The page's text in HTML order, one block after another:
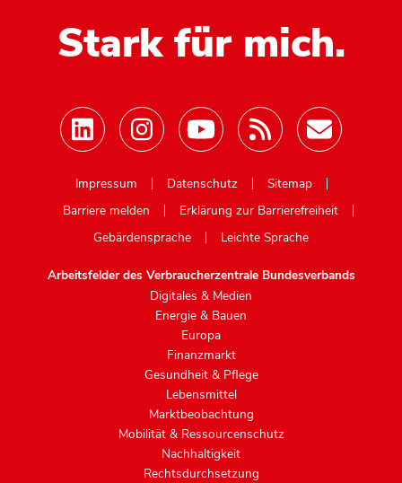
Stark für mich.
Impressum
Datenschutz
Sitemap
Barriere melden
Erklärung zur Barrierefreiheit
Gebärdensprache
Leichte Sprache
Arbeitsfelder des Verbraucherzentrale Bundesverbands
Digitales & Medien
Energie & Bauen
Europa
Finanzmarkt
Gesundheit & Pflege
Lebensmittel
Marktbeobachtung
Mobilität & Ressourcenschutz
Nachhaltigkeit
Rechtsdurchsetzung